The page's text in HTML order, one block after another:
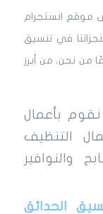
موقع انستجرام
في تنسيق
من نحن، من أبرز
نقوم بأعمال
التنظيف
والنوافير
الحدائق